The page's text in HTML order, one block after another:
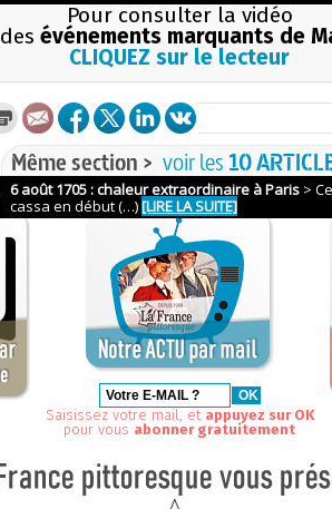
Pour consulter la vidéo
des événements marquants de
CLIQUEZ sur le lecteur
Même section > voir les 10
Saisissez votre mail, et appuyez sur OK
pour vous abonner gratuitement